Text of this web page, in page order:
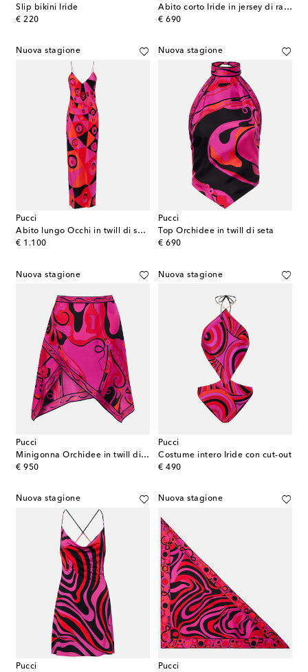
Slip bikini Iride
€ 220
original price
Abito corto Iride in jersey di raso
€ 690
original price
Nuova stagione
Pucci
Abito lungo Occhi in twill di seta
€ 1.100
original price
Nuova stagione
Pucci
Top Orchidee in twill di seta
€ 690
original price
Nuova stagione
Pucci
Minigonna Orchidee in twill di seta
€ 950
original price
Nuova stagione
Pucci
Costume intero Iride con cut-out
€ 490
original price
Nuova stagione
Pucci
Nuova stagione
Pucci